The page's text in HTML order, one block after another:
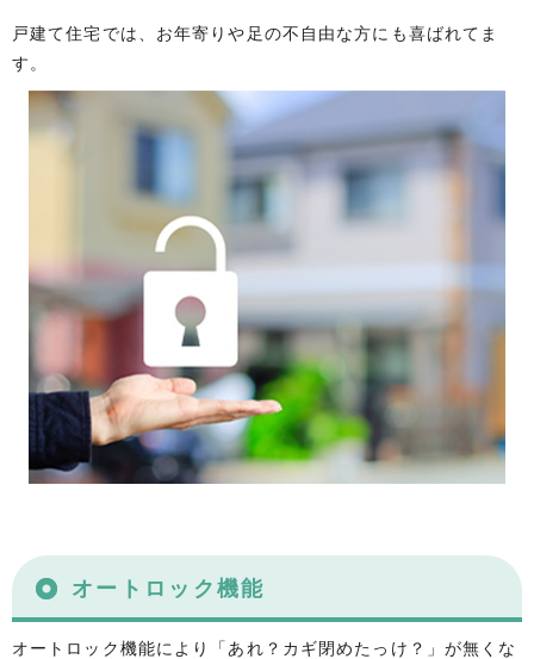
戸建て住宅では、お年寄りや足の不自由な方にも喜ばれてま
す。
オートロック機能
オートロック機能により「あれ？カギ閉めたっけ？」が無くな